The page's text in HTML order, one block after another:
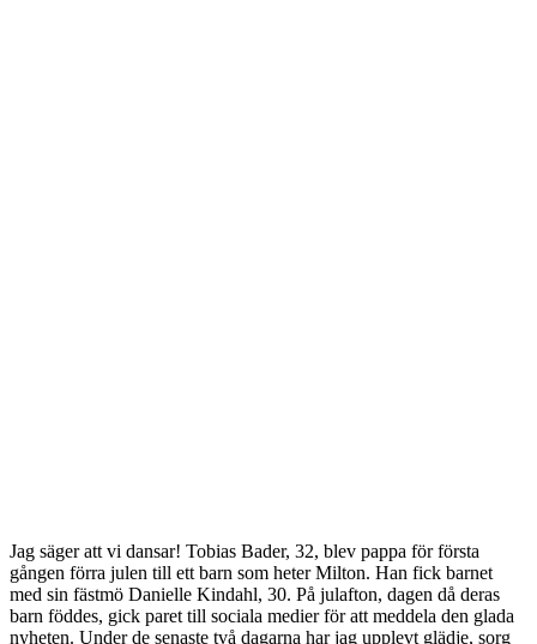
Jag säger att vi dansar! Tobias Bader, 32, blev pappa för första
gången förra julen till ett barn som heter Milton. Han fick barnet
med sin fästmö Danielle Kindahl, 30. På julafton, dagen då deras
barn föddes, gick paret till sociala medier för att meddela den glada
nyheten. Under de senaste två dagarna har jag upplevt glädje, sorg